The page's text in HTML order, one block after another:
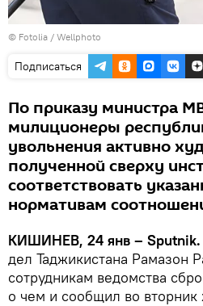
© Fotolia / Wellphoto
Подписаться
По приказу министра
милиционеры
увольнения активно
полученной сверху
соответствовать
нормативам
КИШИНЕВ, 24 янв – Sputnik.
дел Таджикистана Рамазон
сотрудникам ведомства
о чем и сообщил во вторник